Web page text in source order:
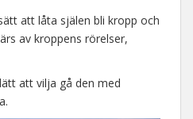
att låta själen bli kropp och
av kroppens rörelser,
att vilja gå den med